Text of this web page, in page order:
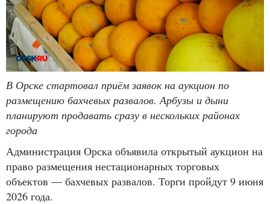
В Орске стартовал приём заявок на аукцион по
размещению бахчевых развалов. Арбузы и дыни
планируют продавать сразу в нескольких районах
города
Администрация Орска объявила открытый аукцион на
право размещения нестационарных торговых
объектов — бахчевых развалов. Торги пройдут 9 июня
2026 года.